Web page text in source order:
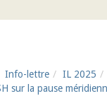
Info-lettre IL 2025
sur la pause